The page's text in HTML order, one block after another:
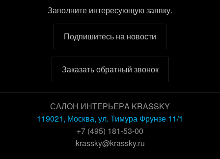
Заполните интересующую заявку.
Подпишитесь на новости
Заказать обратный звонок
САЛОН ИНТЕРЬЕРA KRASSKY
119021, Москва, ул. Тимура Фрунзе 11/1
+7 (495) 181-53-00
krassky@krassky.ru